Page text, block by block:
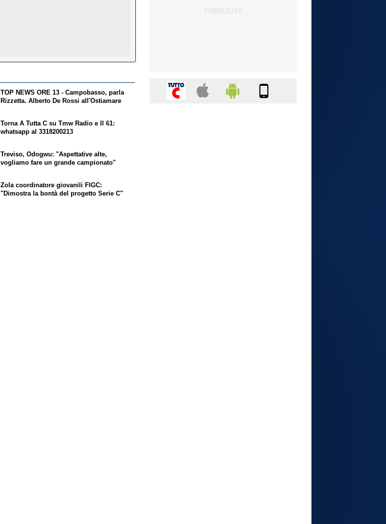
TOP NEWS ORE 13 - Campobasso, parla
Rizzetta. Alberto De Rossi all'Ostiamare
Torna A Tutta C su Tmw Radio e Il 61:
whatsapp al 3318200213
Treviso, Odogwu: "Aspettative alte,
vogliamo fare un grande campionato"
Zola coordinatore giovanili FIGC:
"Dimostra la bontà del progetto Serie C"